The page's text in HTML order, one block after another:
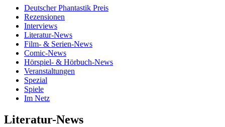
Deutscher Phantastik Preis
Rezensionen
Interviews
Literatur-News
Film- & Serien-News
Comic-News
Hörspiel- & Hörbuch-News
Veranstaltungen
Spezial
Spiele
Im Netz
Literatur-News